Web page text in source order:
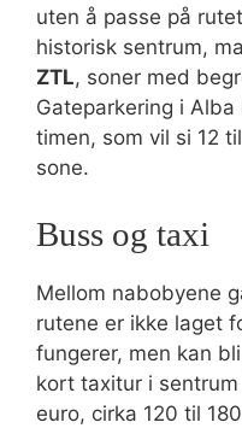
uten å passe på
historisk sentrum,
ZTL, soner med
Gateparkering i
timen, som vil si 12
sone.
Buss og taxi
Mellom nabobyene
rutene er ikke laget
fungerer, men kan
kort taxitur i
euro, cirka 120 til